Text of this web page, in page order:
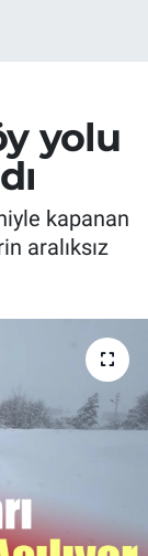
yolu
kapanan
aralıksız